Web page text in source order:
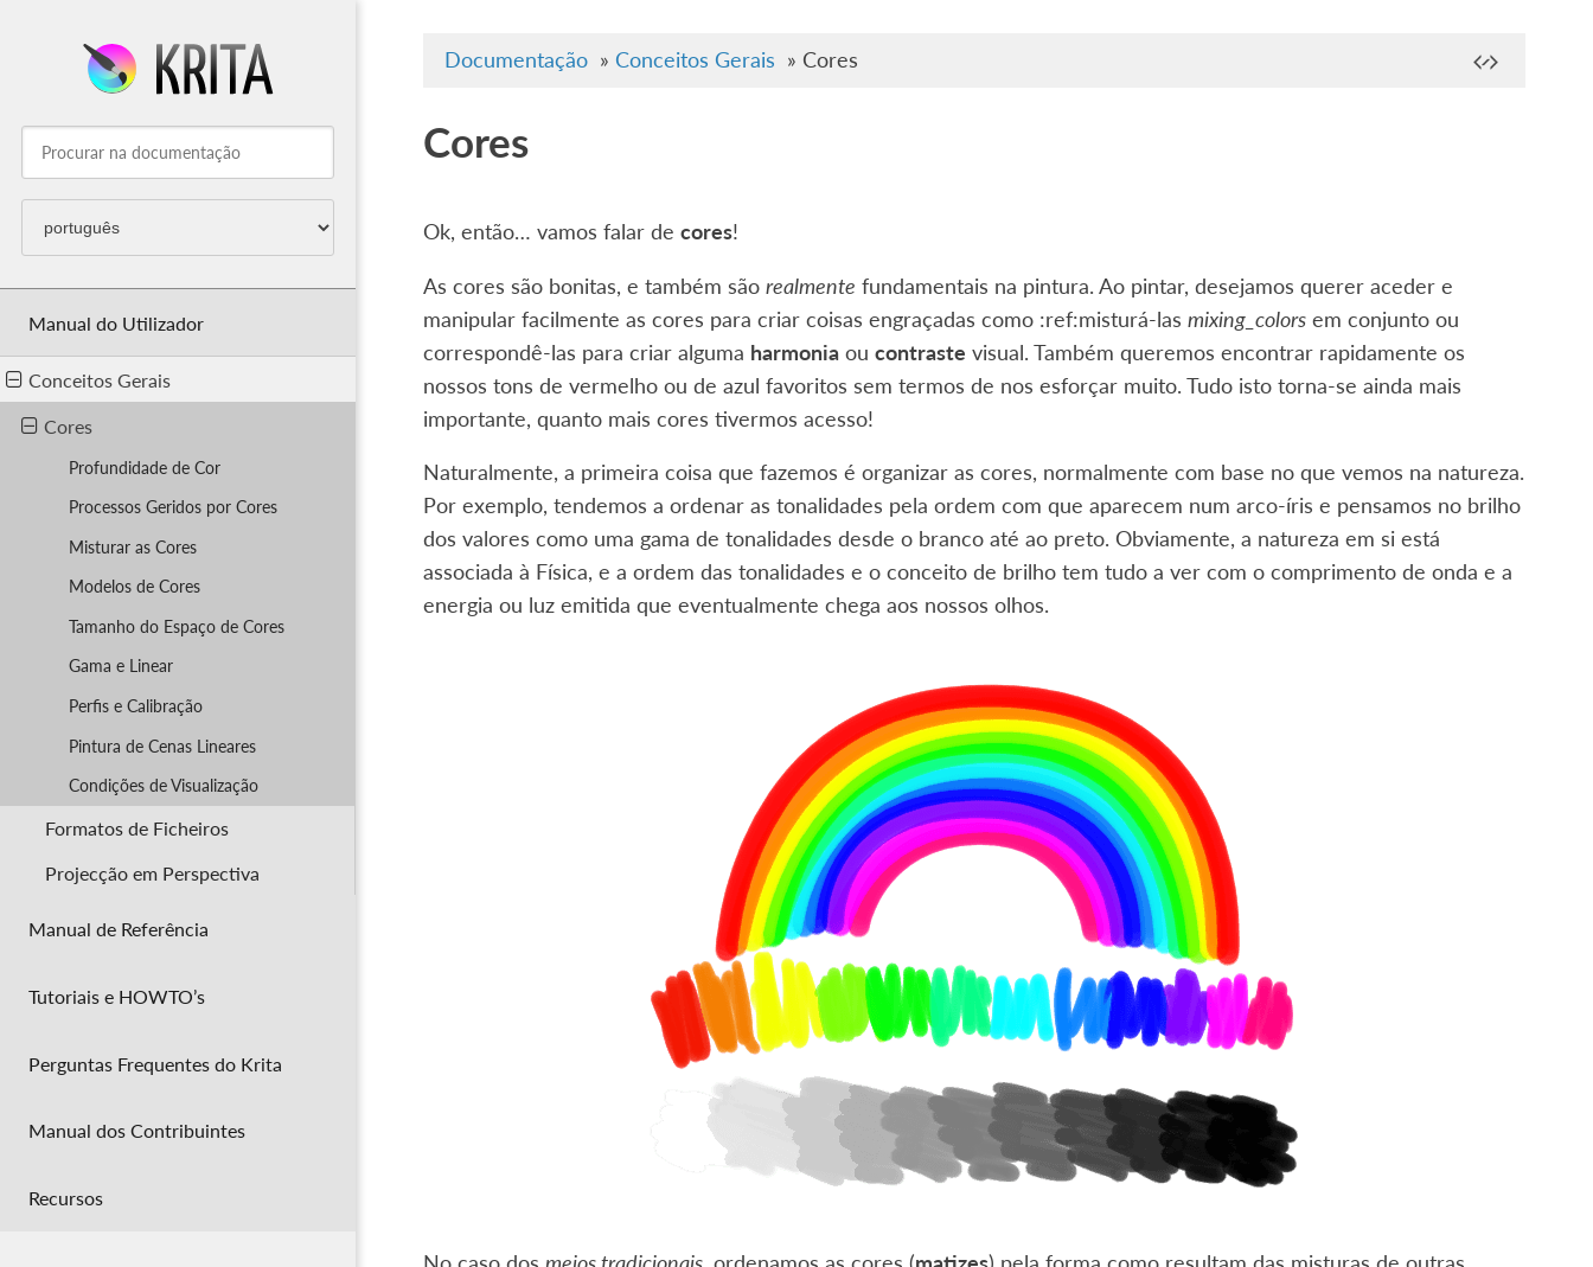
Manual do Utilizador
Conceitos Gerais
Cores
Profundidade de Cor
Processos Geridos por Cores
Misturar as Cores
Modelos de Cores
Tamanho do Espaço de Cores
Gama e Linear
Perfis e Calibração
Pintura de Cenas Lineares
Condições de Visualização
Formatos de Ficheiros
Projecção em Perspectiva
Manual de Referência
Tutoriais e HOWTO’s
Perguntas Frequentes do Krita
Manual dos Contribuintes
Recursos
Documentação » Conceitos Gerais » Cores
Cores
Ok, então… vamos falar de cores!
As cores são bonitas, e também são realmente fundamentais na pintura. Ao pintar, desejamos querer aceder e
manipular facilmente as cores para criar coisas engraçadas como :ref:misturá-las mixing_colorsem conjunto ou
correspondê-las para criar alguma harmoniaou contraste visual. Também queremos encontrar rapidamente os
nossos tons de vermelho ou de azul favoritos sem termos de nos esforçar muito. Tudo isto torna-se ainda mais
importante, quanto mais cores tivermos acesso!
Naturalmente, a primeira coisa que fazemos é organizar as cores, normalmente com base no que vemos na natureza.
Por exemplo, tendemos a ordenar as tonalidades pela ordem com que aparecem num arco-íris e pensamos no brilho
dos valores como uma gama de tonalidades desde o branco até ao preto. Obviamente, a natureza em si está
associada à Física, e a ordem das tonalidades e o conceito de brilho tem tudo a ver com o comprimento de onda e a
energia ou luz emitida que eventualmente chega aos nossos olhos.